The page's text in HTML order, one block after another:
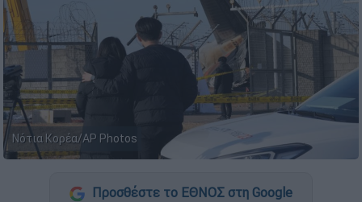
Νότια Κορέα/AP Photos
Προσθέστε το ΕΘΝΟΣ στη Google